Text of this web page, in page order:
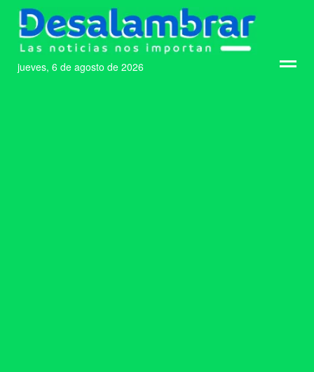
jueves, 6 de agosto de 2026